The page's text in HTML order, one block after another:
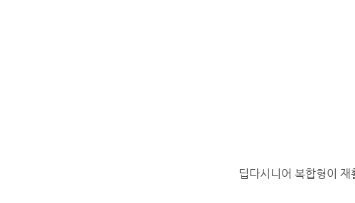
딥다시니어 복합형이